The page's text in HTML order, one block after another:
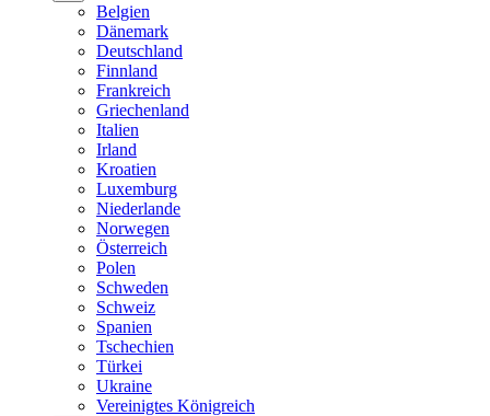
Belgien
Dänemark
Deutschland
Finnland
Frankreich
Griechenland
Italien
Irland
Kroatien
Luxemburg
Niederlande
Norwegen
Österreich
Polen
Schweden
Schweiz
Spanien
Tschechien
Türkei
Ukraine
Vereinigtes Königreich